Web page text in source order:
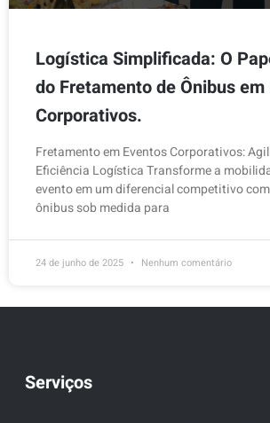
Logística Simplificada: O
do Fretamento de Ônibus em
Corporativos.
Fretamento em Eventos Corporativos:
Eficiência Logística Transforme a
evento em um diferencial competitivo
ônibus sob medida para
24 de junho de 2025 Nenhum comentário
Serviços